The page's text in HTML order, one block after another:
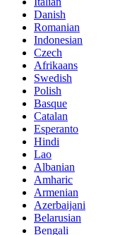
Danish
Romanian
Indonesian
Czech
Afrikaans
Swedish
Polish
Basque
Catalan
Esperanto
Hindi
Lao
Albanian
Amharic
Armenian
Azerbaijani
Belarusian
Bengali